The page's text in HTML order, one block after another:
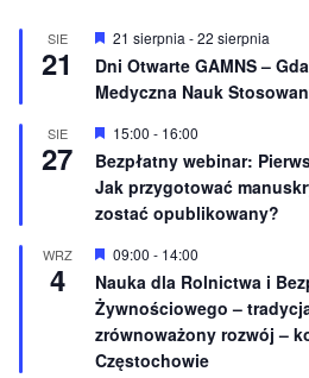
SIE
21
W
r
ó
n
o
n
e
21 sierpnia -22 sierpnia
Dni Otwarte GAMNS –
Medyczna Nauk
SIE
27
W
r
ó
ż
n
i
o
n
e
15:00 - 16:00
Bezpłatny webinar:
Jak przygotować
zostać opublikowany?
WRZ
4
W
r
ó
ż
n
i
09:00 - 14:00
Nauka dla Rolnictwa i
Żywnościowego –
zrównoważony rozwój –
Częstochowie